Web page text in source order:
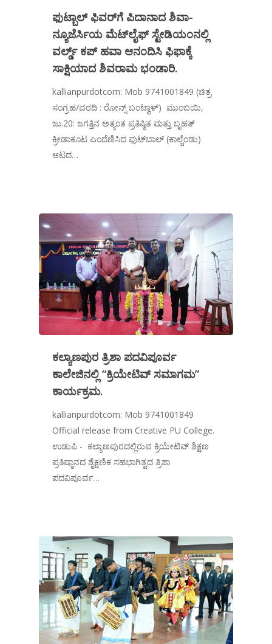
ಫುಟ್ಬಾಲ್ ಫಿವರ್‌ಗೆ ಪಿದಾನಾದ ಶಿವಾ-
ನ್ಯೂಜೆರ್ಸಿಯ ಮೆಟ್‌ಲೈಫ್ ಸ್ಟೇಡಿಯಂನಲ್ಲಿ
ವರ್ಲ್ಡ್ ಕಪ್ ಹವಾ ಆನಂದಿಸಿ ಫಿಫಾಕ್ಕೆ
ಸಾಕ್ಷಿಯಾದ ಶಿವರಾಮ ಭಂಡಾರಿ.
kallianpurdotcom: Mob 9741001849 (ಚಿತ್ರ
ಸಂಗ್ರಹ/ವರದಿ : ರೋನ್ಸ್ ಬಂಟ್ವಾಳ್) ಮುಂಬಯಿ,
ಜು.20: ಜಗತ್ತಿನ ಅತ್ಯಂತ ಪ್ರತಿಷ್ಠಿತ ಮತ್ತು ಬೃಹತ್
ಕ್ರೀಡಾಕೂಟ ಎಂದೆಣಿಸಿದ ಫುಟ್‌ಬಾಲ್ (ಕಾಲ್ಚೆಂಡು)
ಆಟದ…
ಕಲ್ಯಾಣಪುರ ತ್ರಿಶಾ ಪದವಿಪೂರ್ವ
ಕಾಲೇಜಿನಲ್ಲಿ “ಕ್ರಿಯೇಟಿವ್ ಸಮಾಗಮ”
ಕಾರ್ಯಕ್ರಮ.
kallianpurdotcom: Mob 9741001849
Official release from Creative PU College.
ಉಡುಪಿ - ಕಲ್ಯಾಣಪುರದಲ್ಲಿರುವ ಕ್ರಿಯೇಟಿವ್ ಶಿಕ್ಷಣ
ಪ್ರತಿಷ್ಠಾನದ ಶೈಕ್ಷಣಿಕ ಸಹಭಾಗಿತ್ವದ ತ್ರಿಶಾ
ಪದವಿಪೂರ್ವ…